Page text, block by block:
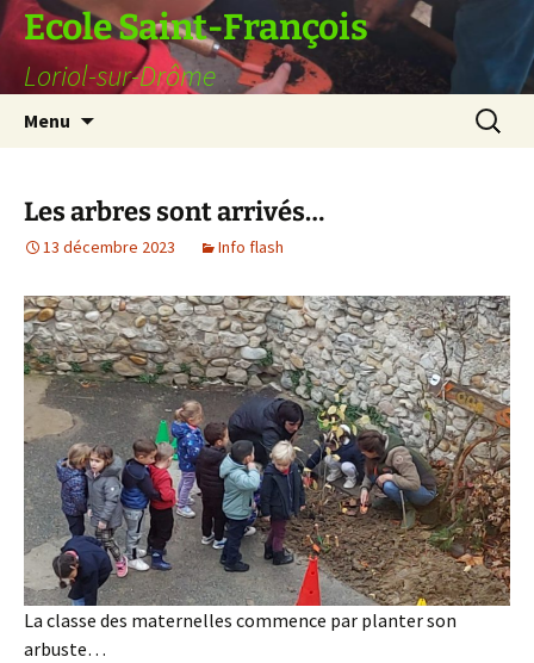
Ecole Saint-François
Loriol-sur-Drôme
Menu
Les arbres sont arrivés…
13 décembre 2023 Info flash
La classe des maternelles commence par planter son
arbuste…